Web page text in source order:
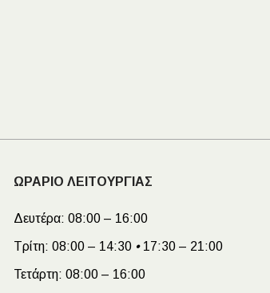
ΩΡΑΡΙΟ ΛΕΙΤΟΥΡΓΙΑΣ
Δευτέρα: 08:00 – 16:00
Τρίτη: 08:00 – 14:30 •17:30 – 21:00
Τετάρτη: 08:00 – 16:00